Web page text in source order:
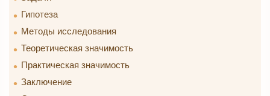
Гипотеза
Методы исследования
Теоретическая значимость
Практическая значимость
Заключение